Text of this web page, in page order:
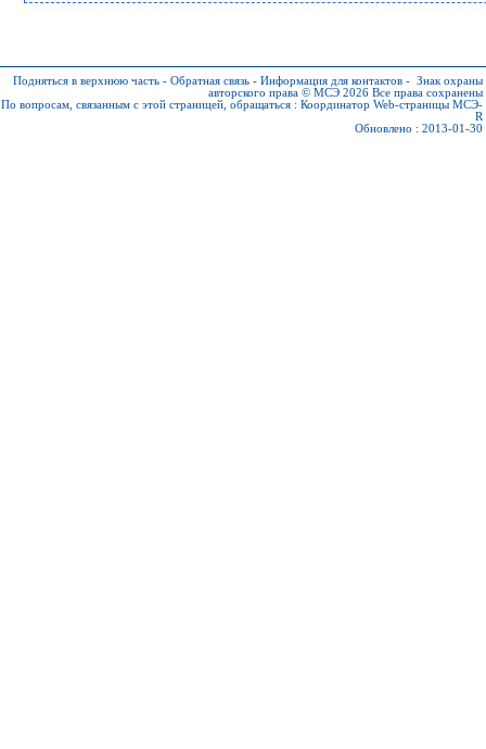
Подняться в верхнюю часть - Обратная связь - Информация для контактов - Знак охраны
авторского права © МСЭ 2026 Все права сохранены
По вопросам, связанным с этой страницей, обращаться : Координатор Web-страницы МСЭ-
R
Обновлено : 2013-01-30